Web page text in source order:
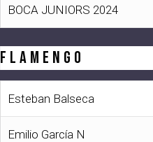
BOCA JUNIORS 2024
FLAMENGO
Esteban Balseca
Emilio García N